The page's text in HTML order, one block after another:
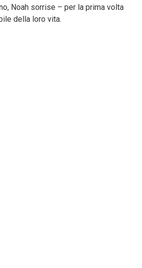
Noah sorrise – per la prima volta
della loro vita.